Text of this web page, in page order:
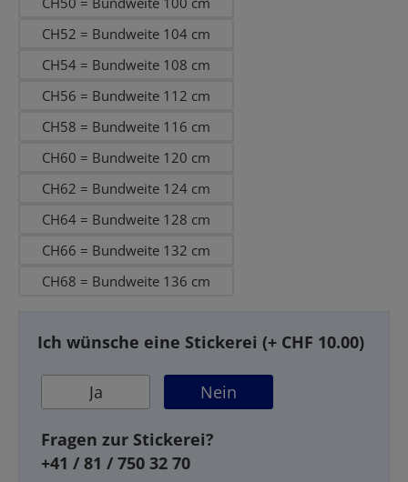
CH52 = Bundweite 104 cm
CH54 = Bundweite 108 cm
CH56 = Bundweite 112 cm
CH58 = Bundweite 116 cm
CH60 = Bundweite 120 cm
CH62 = Bundweite 124 cm
CH64 = Bundweite 128 cm
CH66 = Bundweite 132 cm
CH68 = Bundweite 136 cm
Ich wünsche eine Stickerei (+ CHF 10.00)
Ja Nein
Fragen zur Stickerei?
+41 / 81 / 750 32 70